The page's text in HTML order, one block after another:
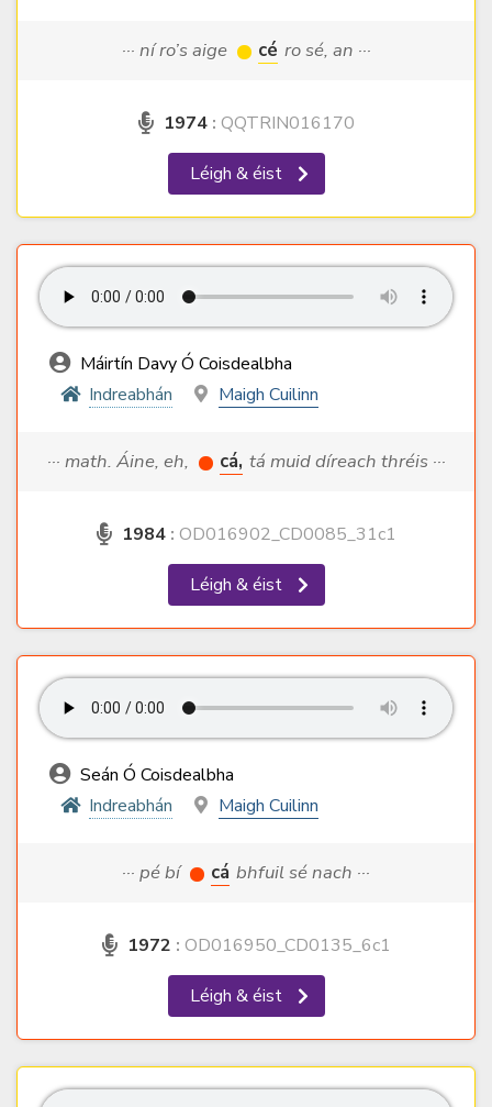
··· ní ro’s aige cé ro sé, an ···
1974 : QQTRIN016170
Léigh & éist
Máirtín Davy Ó Coisdealbha
Indreabhán
Maigh Cuilinn
··· math. Áine, eh, cá, tá muid díreach thréis ···
1984 : OD016902_CD0085_31c1
Léigh & éist
Seán Ó Coisdealbha
Indreabhán
Maigh Cuilinn
··· pé bí cá bhfuil sé nach ···
1972 : OD016950_CD0135_6c1
Léigh & éist